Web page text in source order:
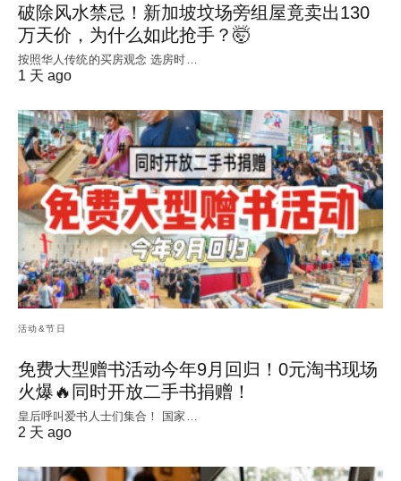
破除风水禁忌！新加坡坟场旁组屋竟卖出130
万天价，为什么如此抢手？🤯
按照华人传统的买房观念 选房时…
1 天 ago
活动&节日
免费大型赠书活动今年9月回归！0元淘书现场
火爆🔥同时开放二手书捐赠！
皇后呼叫爱书人士们集合！ 国家…
2 天 ago